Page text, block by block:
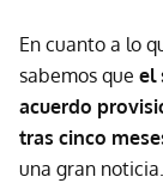
En cuanto a lo
sabemos que el
acuerdo
tras cinco
una gran noticia.